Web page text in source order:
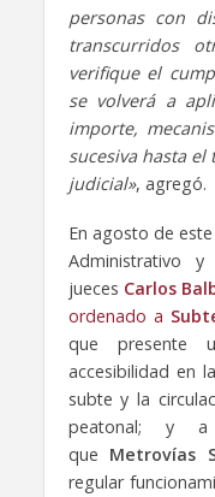
personas con
transcurridos
verifique el
se volverá a
importe,
sucesiva hasta
judicial», agregó.
En agosto de
Administrativo
jueces Carlos
ordenado a
que presente
accesibilidad en
subte y la
peatonal; y
que Metrovías
regular